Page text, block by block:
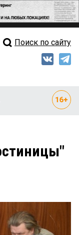
выпуск
Поиск по сайту